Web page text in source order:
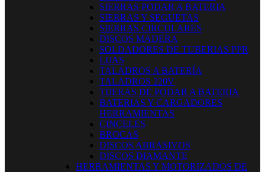
SIERRAS PODAR A BATERIA
SIERRAS Y SEGUETAS
SIERRAS CIRCULARES
DISCOS MADERA
SOLDADORES DE TUBERIAS PPR
LIJAS
TALADROS A BATERÍA
TALADROS 220V
TIJERAS DE PODAR A BATERIA
BATERIAS Y CARGADORES
HERRAMIENTAS
CINCELES
BROCAS
DISCOS ABRASIVOS
DISCOS DIAMANTE
HERRAMIENTAS Y MOTORIZADOS DE